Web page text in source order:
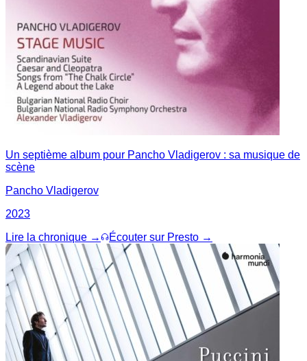
Un septième album pour Pancho Vladigerov : sa musique de
scène
Pancho Vladigerov
2023
Lire la chronique →
Écouter sur Presto →